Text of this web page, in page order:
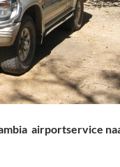
airportservice